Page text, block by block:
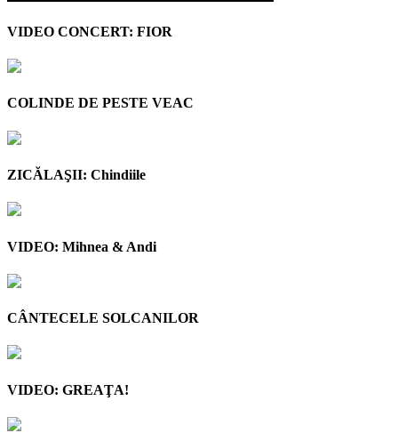
VIDEO CONCERT: FIOR
COLINDE DE PESTE VEAC
ZICĂLAŞII: Chindiile
VIDEO: Mihnea & Andi
CÂNTECELE SOLCANILOR
VIDEO: GREAŢA!